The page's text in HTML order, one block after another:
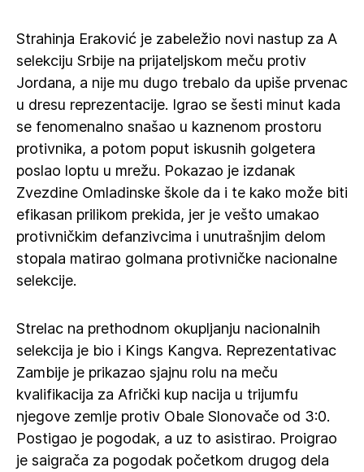
Strahinja Eraković je zabeležio novi nastup za A
selekciju Srbije na prijateljskom meču protiv
Jordana, a nije mu dugo trebalo da upiše prvenac
u dresu reprezentacije. Igrao se šesti minut kada
se fenomenalno snašao u kaznenom prostoru
protivnika, a potom poput iskusnih golgetera
poslao loptu u mrežu. Pokazao je izdanak
Zvezdine Omladinske škole da i te kako može biti
efikasan prilikom prekida, jer je vešto umakao
protivničkim defanzivcima i unutrašnjim delom
stopala matirao golmana protivničke nacionalne
selekcije.
Strelac na prethodnom okupljanju nacionalnih
selekcija je bio i Kings Kangva. Reprezentativac
Zambije je prikazao sjajnu rolu na meču
kvalifikacija za Afrički kup nacija u trijumfu
njegove zemlje protiv Obale Slonovače od 3:0.
Postigao je pogodak, a uz to asistirao. Proigrao
je saigrača za pogodak početkom drugog dela